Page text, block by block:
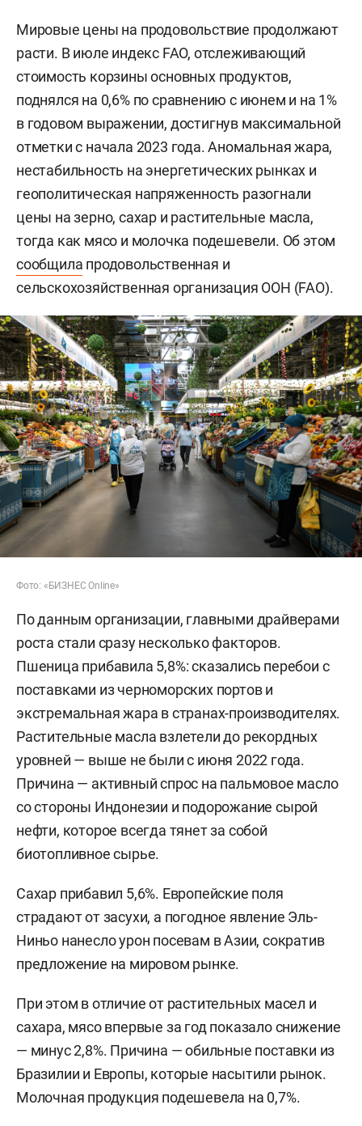
Мировые цены на продовольствие продолжают
расти. В июле индекс FAO, отслеживающий
стоимость корзины основных продуктов,
поднялся на 0,6% по сравнению с июнем и на 1%
в годовом выражении, достигнув максимальной
отметки с начала 2023 года. Аномальная жара,
нестабильность на энергетических рынках и
геополитическая напряженность разогнали
цены на зерно, сахар и растительные масла,
тогда как мясо и молочка подешевели. Об этом
сообщила продовольственная и
сельскохозяйственная организация ООН (FAO).
Фото: «БИЗНЕС Online»
По данным организации, главными драйверами
роста стали сразу несколько факторов.
Пшеница прибавила 5,8%: сказались перебои с
поставками из черноморских портов и
экстремальная жара в странах-производителях.
Растительные масла взлетели до рекордных
уровней — выше не были с июня 2022 года.
Причина — активный спрос на пальмовое масло
со стороны Индонезии и подорожание сырой
нефти, которое всегда тянет за собой
биотопливное сырье.
Сахар прибавил 5,6%. Европейские поля
страдают от засухи, а погодное явление Эль-
Ниньо нанесло урон посевам в Азии, сократив
предложение на мировом рынке.
При этом в отличие от растительных масел и
сахара, мясо впервые за год показало снижение
— минус 2,8%. Причина — обильные поставки из
Бразилии и Европы, которые насытили рынок.
Молочная продукция подешевела на 0,7%.